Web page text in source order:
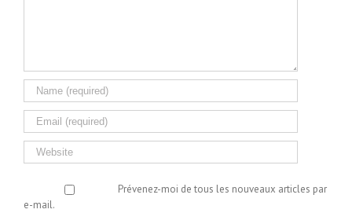
Prévenez-moi de tous les nouveaux articles par
e-mail.